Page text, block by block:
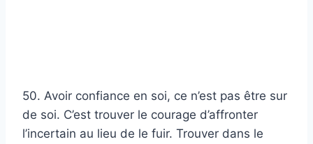
50. Avoir confiance en soi, ce n’est pas être sur
de soi. C’est trouver le courage d’affronter
l’incertain au lieu de le fuir. Trouver dans le